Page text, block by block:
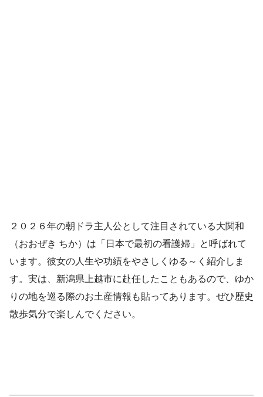
２０２６年の朝ドラ主人公として注目されている大関和
（おおぜき ちか）は「日本で最初の看護婦」と呼ばれて
います。彼女の人生や功績をやさしくゆる～く紹介しま
す。実は、新潟県上越市に赴任したこともあるので、ゆか
りの地を巡る際のお土産情報も貼ってあります。ぜひ歴史
散歩気分で楽しんでください。